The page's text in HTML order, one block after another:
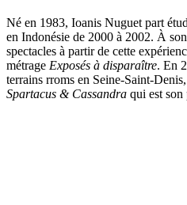
Né en 1983, Ioanis Nuguet part
en Indonésie de 2000 à 2002. À
spectacles à partir de cette
métrage Exposés à disparaître. En
terrains rroms en Seine-Saint-
Spartacus & Cassandra qui est